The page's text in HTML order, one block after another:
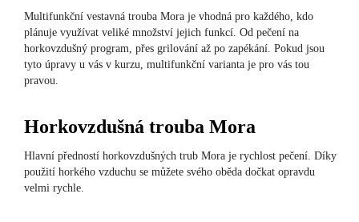
Multifunkční vestavná trouba Mora je vhodná pro každého, kdo
plánuje využívat veliké množství jejich funkcí. Od pečení na
horkovzdušný program, přes grilování až po zapékání. Pokud jsou
tyto úpravy u vás v kurzu, multifunkční varianta je pro vás tou
pravou.
Horkovzdušná trouba Mora
Hlavní předností horkovzdušných trub Mora je rychlost pečení. Díky
použití horkého vzduchu se můžete svého oběda dočkat opravdu
velmi rychle.